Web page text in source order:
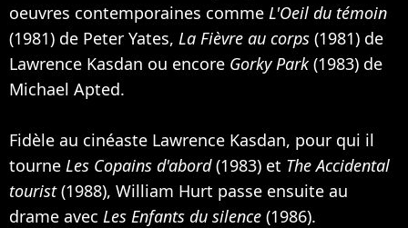
oeuvres contemporaines comme L'Oeil du témoin
(1981) de Peter Yates, La Fièvre au corps (1981) de
Lawrence Kasdan ou encore Gorky Park(1983) de
Michael Apted.
Fidèle au cinéaste Lawrence Kasdan, pour qui il
tourne Les Copains d'abord(1983) et The Accidental
tourist(1988), William Hurt passe ensuite au
drame avec Les Enfants du silence (1986).